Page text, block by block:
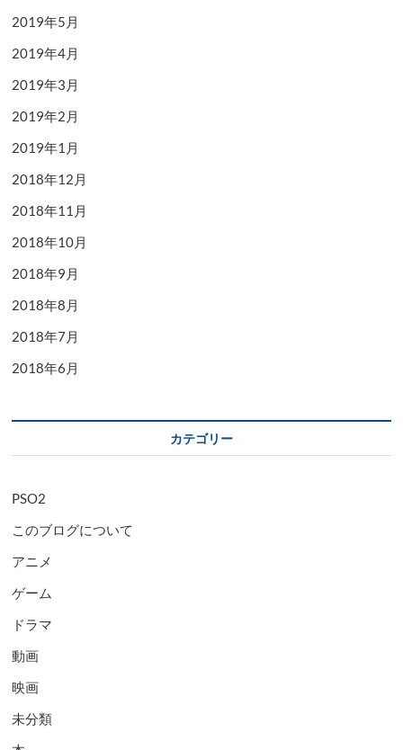
2019年5月
2019年4月
2019年3月
2019年2月
2019年1月
2018年12月
2018年11月
2018年10月
2018年9月
2018年8月
2018年7月
2018年6月
カテゴリー
PSO2
このブログについて
アニメ
ゲーム
ドラマ
動画
映画
未分類